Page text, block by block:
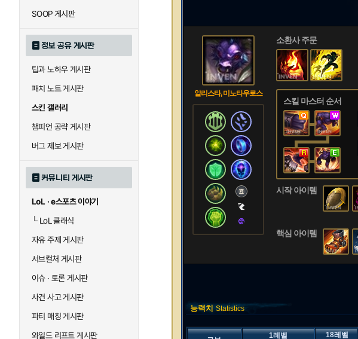
SOOP 게시판
정보 공유 게시판
팁과 노하우 게시판
패치 노트 게시판
스킨 갤러리
챔피언 공략 게시판
버그 제보 게시판
커뮤니티 게시판
LoL · e스포츠 이야기
└LoL 클래식
자유 주제 게시판
서브컬처 게시판
이슈 · 토론 게시판
사건 사고 게시판
파티 매칭 게시판
와일드 리프트 게시판
알리스타, 미노타우로스
소환사 주문
스킬 마스터 순서
시작 아이템
핵심 아이템
능력치 Statistics
1레벨
18레벨